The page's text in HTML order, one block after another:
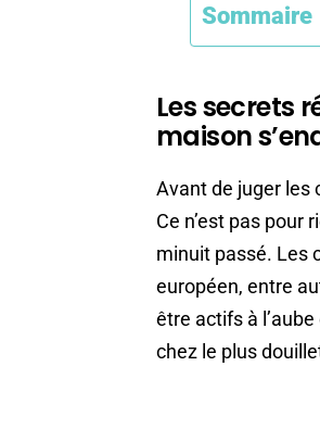
Sommaire
Les secrets
maison
Avant de juger les
Ce n’est pas pour
minuit passé. Les
européen, entre
être actifs à
chez le plus